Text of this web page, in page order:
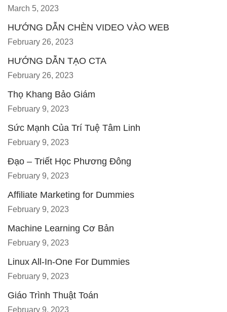
March 5, 2023
HƯỚNG DẪN CHÈN VIDEO VÀO WEB
February 26, 2023
HƯỚNG DẪN TẠO CTA
February 26, 2023
Thọ Khang Bảo Giám
February 9, 2023
Sức Mạnh Của Trí Tuệ Tâm Linh
February 9, 2023
Đạo – Triết Học Phương Đông
February 9, 2023
Affiliate Marketing for Dummies
February 9, 2023
Machine Learning Cơ Bản
February 9, 2023
Linux All-In-One For Dummies
February 9, 2023
Giáo Trình Thuật Toán
February 9, 2023